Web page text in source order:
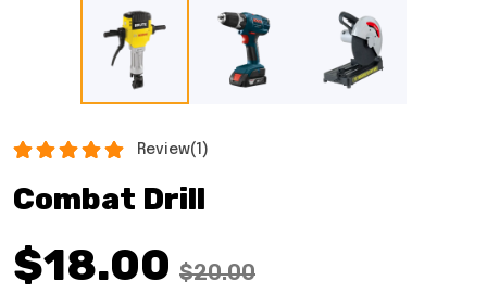
of 5
Review(1)
Combat Drill
$18.00 $20.00